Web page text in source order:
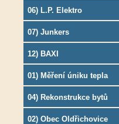
06) L.P. Elektro
07) Junkers
12) BAXI
01) Měření úniku tepla
04) Rekonstrukce bytů
02) Obec Oldřichovice